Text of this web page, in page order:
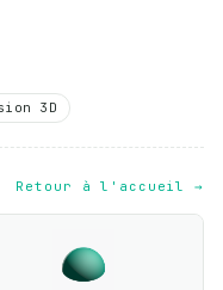
3D
Retour à l'accueil →